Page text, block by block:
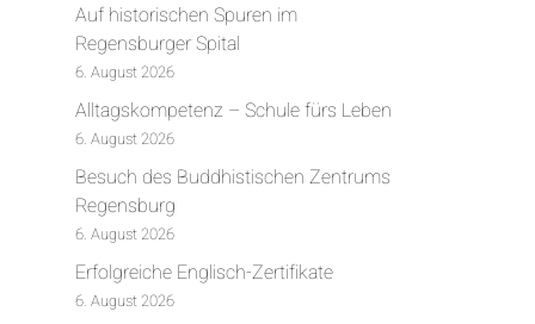
Auf historischen Spuren im
Regensburger Spital
6. August 2026
Alltagskompetenz – Schule fürs Leben
6. August 2026
Besuch des Buddhistischen Zentrums
Regensburg
6. August 2026
Erfolgreiche Englisch-Zertifikate
6. August 2026